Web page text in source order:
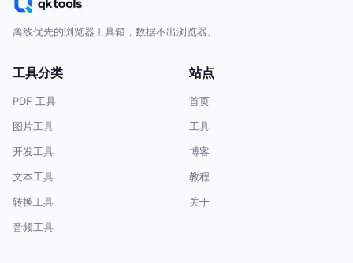
离线优先的浏览器工具箱，数据不出浏览器。
工具分类
PDF 工具
图片工具
开发工具
文本工具
转换工具
音频工具
站点
首页
工具
博客
教程
关于